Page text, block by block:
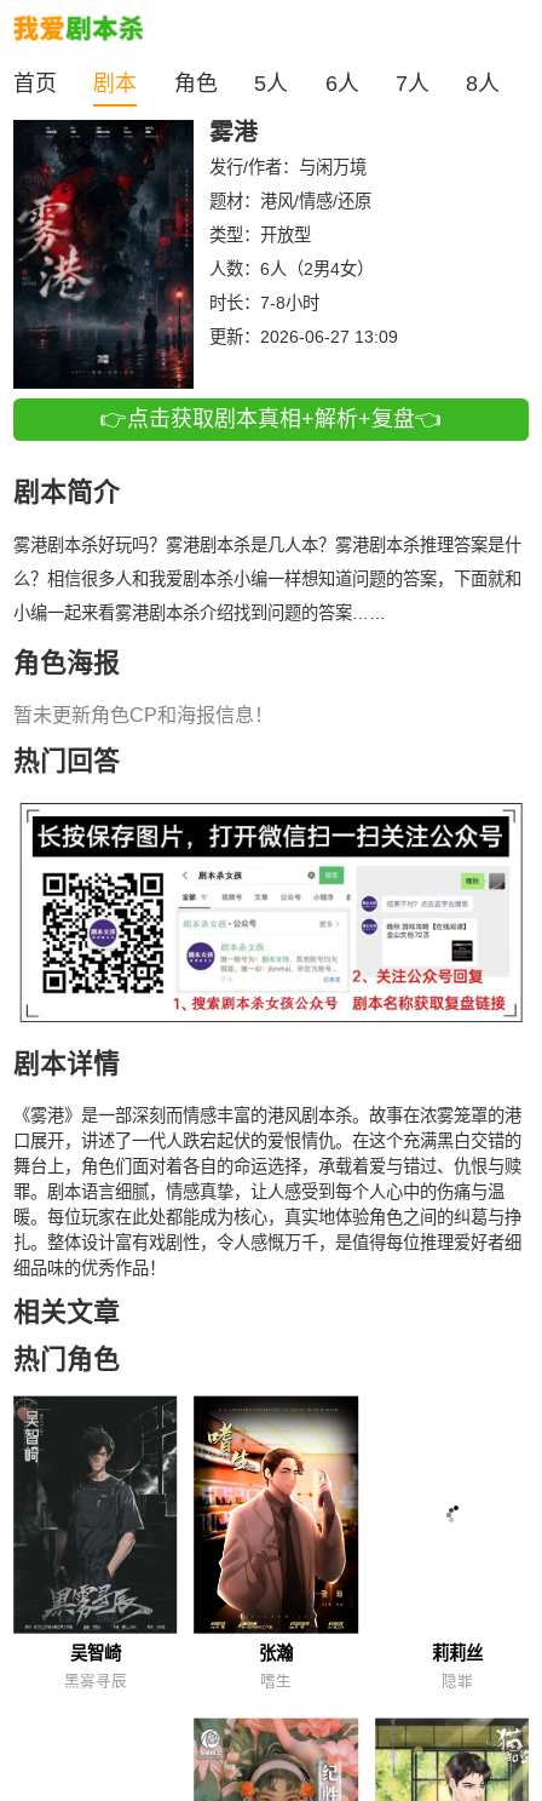
首页 剧本 角色 5人 6人 7人 8人
雾港
发行/作者： 与闲万境
题材：港风/情感/还原
类型： 开放型
人数： 6人（2男4女）
时长： 7-8小时
更新： 2026-06-27 13:09
👉点击获取剧本真相+解析+复盘👈
剧本简介
雾港剧本杀好玩吗？雾港剧本杀是几人本？雾港剧本杀推理答案是什
么？相信很多人和我爱剧本杀小编一样想知道问题的答案，下面就和
小编一起来看雾港剧本杀介绍找到问题的答案……
角色海报
暂未更新角色CP和海报信息！
热门回答
剧本详情
《雾港》是一部深刻而情感丰富的港风剧本杀。故事在浓雾笼罩的港
口展开，讲述了一代人跌宕起伏的爱恨情仇。在这个充满黑白交错的
舞台上，角色们面对着各自的命运选择，承载着爱与错过、仇恨与赎
罪。剧本语言细腻，情感真挚，让人感受到每个人心中的伤痛与温
暖。每位玩家在此处都能成为核心，真实地体验角色之间的纠葛与挣
扎。整体设计富有戏剧性，令人感慨万千，是值得每位推理爱好者细
细品味的优秀作品！
相关文章
热门角色
吴智崎
黑雾寻辰
张瀚
嗜生
莉莉丝
隐罪